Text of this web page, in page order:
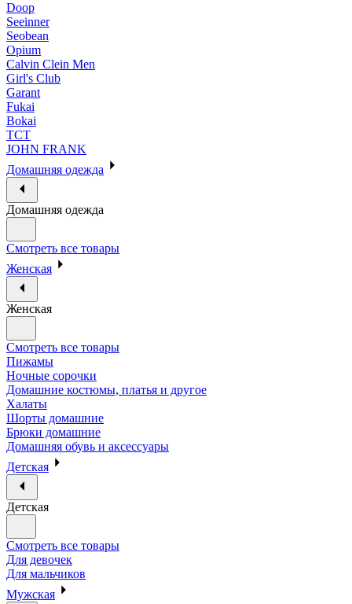
Doop
Seeinner
Seobean
Opium
Calvin Clein Men
Girl's Club
Garant
Fukai
Bokai
ТСТ
JOHN FRANK
Домашняя одежда
Домашняя одежда
Смотреть все товары
Женская
Женская
Смотреть все товары
Пижамы
Ночные сорочки
Домашние костюмы, платья и другое
Халаты
Шорты домашние
Брюки домашние
Домашняя обувь и аксессуары
Детская
Детская
Смотреть все товары
Для девочек
Для мальчиков
Мужская